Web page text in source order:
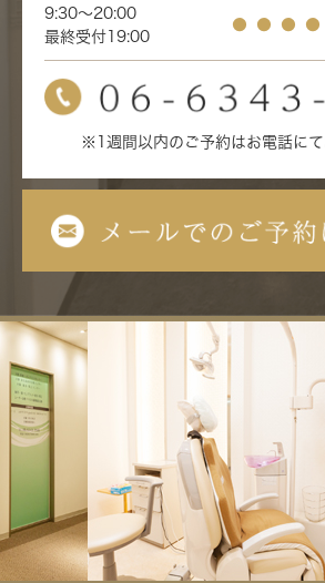
9:30～20:00
最終受付19:00
● ● ● ●
※1週間以内のご予約はお電話に